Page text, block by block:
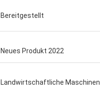
Bereitgestellt
Neues Produkt 2022
Landwirtschaftliche Maschinen